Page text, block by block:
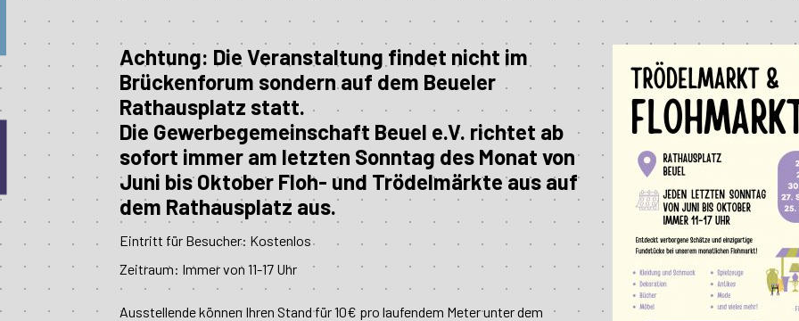
Achtung: Die Veranstaltung findet nicht im
Brückenforum sondern auf dem Beueler
Rathausplatz statt.
Die Gewerbegemeinschaft Beuel e.V. richtet ab
sofort immer am letzten Sonntag des Monat von
Juni bis Oktober Floh- und Trödelmärkte aus auf
dem Rathausplatz aus.
Eintritt für Besucher: Kostenlos
Zeitraum: Immer von 11-17 Uhr
Ausstellende können Ihren Stand für 10€ pro laufendem Meter unter dem